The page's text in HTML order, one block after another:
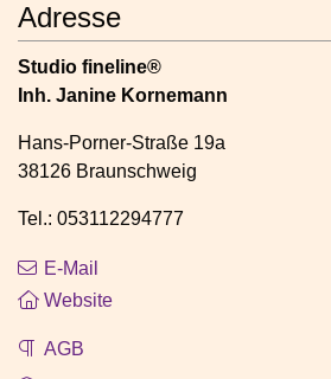
Adresse
Studio fineline®
Inh. Janine Kornemann
Hans-Porner-Straße 19a
38126 Braunschweig
Tel.: 053112294777
E-Mail
Website
AGB